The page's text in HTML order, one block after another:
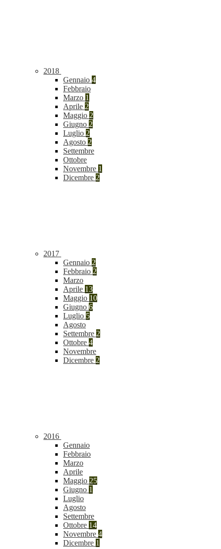
2018
Gennaio 4
Febbraio
Marzo 1
Aprile 2
Maggio 2
Giugno 2
Luglio 2
Agosto 2
Settembre
Ottobre
Novembre 1
Dicembre 2
2017
Gennaio 2
Febbraio 2
Marzo
Aprile 13
Maggio 10
Giugno 6
Luglio 5
Agosto
Settembre 2
Ottobre 4
Novembre
Dicembre 2
2016
Gennaio
Febbraio
Marzo
Aprile
Maggio 25
Giugno 1
Luglio
Agosto
Settembre
Ottobre 14
Novembre 4
Dicembre 1